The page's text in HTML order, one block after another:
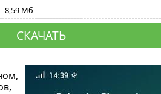
8,59 Мб
СКАЧАТЬ